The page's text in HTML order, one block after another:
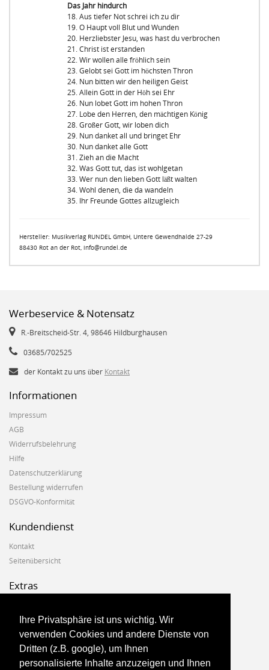
Ihre Privatsphäre ist uns wichtig. Wir
verwenden Cookies und andere Dienste von
Dritten (z.B. google), um Ihnen
personalisierte Inhalte anzuzeigen und Ihnen
Das Jahr hindurch
18. Aus tiefer Not schrei ich zu dir
19. O Haupt voll Blut und Wunden
20. Herzliebster Jesu, was hast du verbrochen
21. Christ ist erstanden
22. Wir wollen alle fröhlich sein
23. Gelobt sei Gott im höchsten Thron
24. Nun bitten wir den heiligen Geist
25. Allein Gott in der Höh sei Ehr
26. Nun lobet Gott im hohen Thron
27. Lobe den Herren, den mächtigen König
28. Großer Gott, wir loben dich
29. Nun danket all und bringet Ehr
30. Nun danket alle Gott
31. Zieh an die Macht
32. Was Gott tut, das ist wohlgetan
33. Wer nun den lieben Gott läßt walten
34. Wohl denen, die da wandeln
35. Ihr Freunde Gottes allzugleich
Hersteller: Musikverlag RUNDEL GmbH, Untere Gewendhalde 27-29
88430 Rot an der Rot, info@rundel.de
Werbeservice & Notensatz
R.-Breitscheid-Str. 4, 98646 Hildburghausen
03685/702525
der Kontakt zu uns über Kontakt
Informationen
Impressum
AGB
Widerrufsbelehrung
Hilfe
Datenschutzerklärung
Bestellung widerrufen
DSGVO-Konformität
Kundendienst
Kontakt
Seitenübersicht
Extras
Geschenkgutscheine
Angebote
Konto